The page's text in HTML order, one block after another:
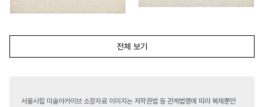
전체 보기
서울시립 미술아카이브 소장자료 이미지는 저작권법 등 관계법령에 따라 복제뿐만